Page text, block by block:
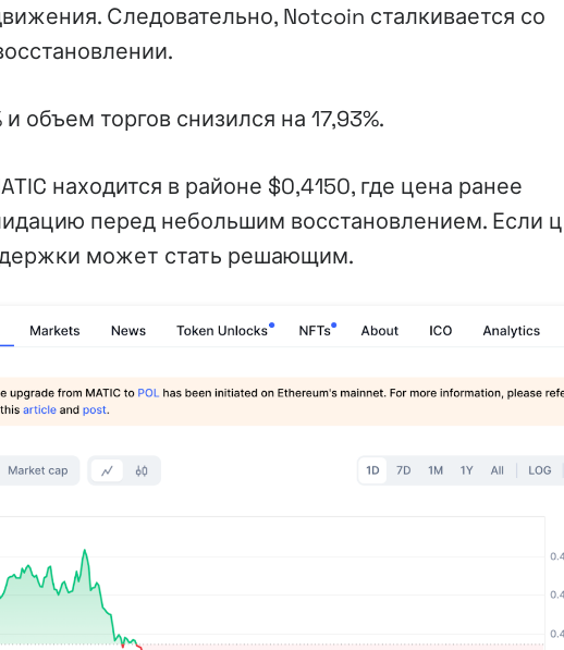
Следовательно, Notcoin сталкивается со
объем торгов снизился на 17,93%.
находится в районе $0,4150, где цена ранее
перед небольшим восстановлением. Если
может стать решающим.